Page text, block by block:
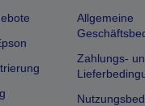
Allgemeine
Zahlungs-